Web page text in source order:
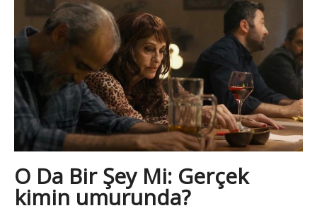
O Da Bir Şey Mi: Gerçek
kimin umurunda?